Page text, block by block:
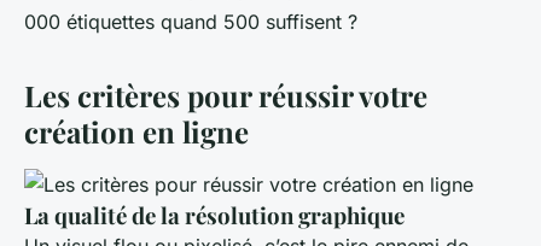
000 étiquettes quand 500 suffisent ?
Les critères pour réussir votre
création en ligne
La qualité de la résolution graphique